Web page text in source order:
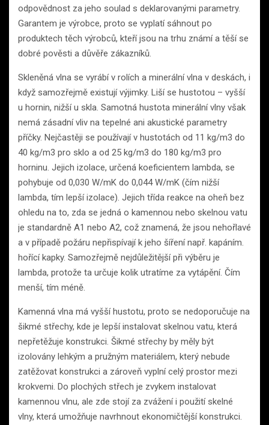
odpovědnost za jeho soulad s deklarovanými parametry.
Garantem je výrobce, proto se vyplatí sáhnout po
produktech těch výrobců, kteří jsou na trhu známí a těší se
dobré pověsti a důvěře zákazníků.
Skleněná vlna se vyrábí v rolích a minerální vlna v deskách, i
když samozřejmě existují výjimky. Liší se hustotou – vyšší
u hornin, nižší u skla. Samotná hustota minerální vlny však
nemá zásadní vliv na tepelné ani akustické parametry
příčky. Nejčastěji se používají v hustotách od 11 kg/m3 do
40 kg/m3 pro sklo a od 25 kg/m3 do 180 kg/m3 pro
horninu. Jejich izolace, určená koeficientem lambda, se
pohybuje od 0,030 W/mK do 0,044 W/mK (čím nižší
lambda, tím lepší izolace). Jejich třída reakce na oheň bez
ohledu na to, zda se jedná o kamennou nebo skelnou vatu
je standardně A1 nebo A2, což znamená, že jsou nehořlavé
a v případě požáru nepřispívají k jeho šíření např. kapáním.
hořící kapky. Samozřejmě nejdůležitější při výběru je
lambda, protože ta určuje kolik utratíme za vytápění. Čím
menší, tím méně.
Kamenná vlna má vyšší hustotu, proto se nedoporučuje na
šikmé střechy, kde je lepší instalovat skelnou vatu, která
nepřetěžuje konstrukci. Šikmé střechy by měly být
izolovány lehkým a pružným materiálem, který nebude
zatěžovat konstrukci a zároveň vyplní celý prostor mezi
krokvemi. Do plochých střech je zvykem instalovat
kamennou vlnu, ale zde stojí za zvážení i použití skelné
vlny, která umožňuje navrhnout ekonomičtější konstrukci.